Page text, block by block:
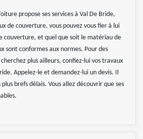
propose ses services à Val De Bride,
de couverture, vous pouvez vous fier à lui
couverture, et quel que soit le matériau de
sont conformes aux normes. Pour des
plus ailleurs, confiez-lui vos travaux
Appelez-le et demandez-lui un devis. Il
plus brefs délais. Vous allez découvrir que ses